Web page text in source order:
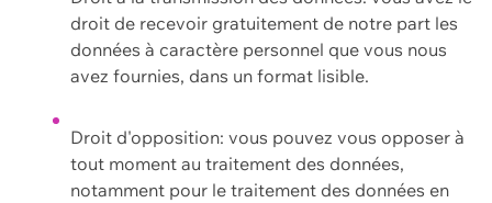
droit de recevoir gratuitement de notre part les
données à caractère personnel que vous nous
avez fournies, dans un format lisible.
Droit d'opposition: vous pouvez vous opposer à
tout moment au traitement des données,
notamment pour le traitement des données en